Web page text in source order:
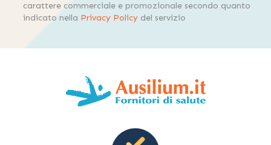
carattere commerciale e promozionale secondo quanto
indicato nella Privacy Policy del servizio